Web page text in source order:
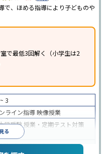
で、ほめる指導により子どものや
で最低3回解く（小学生は2
る
3
ライン指導映像授業
学受験 授業・定期テスト対策
の定着
業の振替可能オンライン対応